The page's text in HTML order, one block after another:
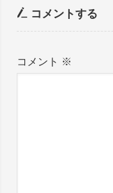
コメントする
コメント ※